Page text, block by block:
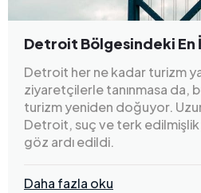
Detroit Bölgesindeki En
Detroit her ne kadar turizm
ziyaretçilerle tanınmasa da,
turizm yeniden doğuyor.
Detroit, suç ve terk edilmişlik
göz ardı edildi.
Daha fazla oku